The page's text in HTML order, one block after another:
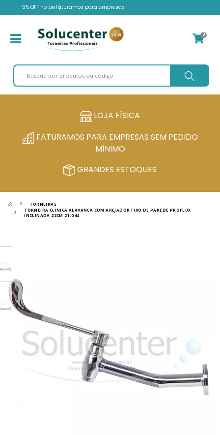
5% OFF no pixFaturamos para empresas
0
LOJA FÍSICA
FATURAMOS PARA EMPRESAS SEM PEDIDO
MÍNIMO
GRANDES ESTOQUES
TORNEIRAS
TORNEIRA CLINICA ALAVANCA COM AREJADOR FIXO DE PAREDE PROFLUX
INCLINADA 22CM 21.044